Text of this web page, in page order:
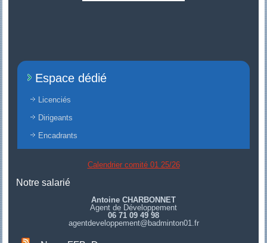
Espace dédié
Licenciés
Dirigeants
Encadrants
Calendrier comité 01 25/26
Notre salarié
Antoine CHARBONNET
Agent de Développement
06 71 09 49 98
agentdeveloppement@badminton01.fr